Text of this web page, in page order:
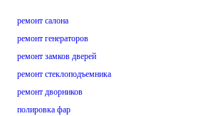
ремонт салона
ремонт генераторов
ремонт замков дверей
ремонт стеклоподъемника
ремонт дворников
полировка фар